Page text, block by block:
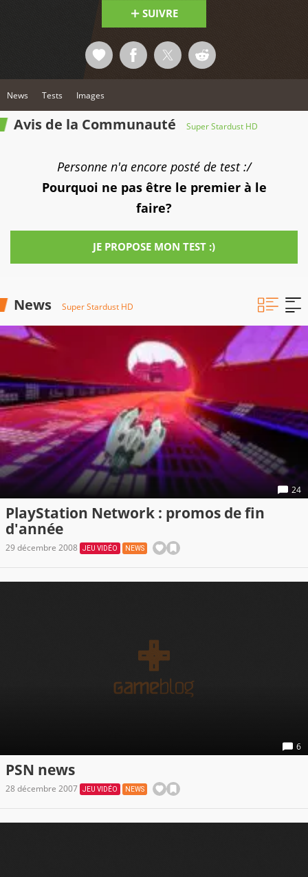
SUIVRE
News Tests Images
Avis de la Communauté Super Stardust HD
Personne n'a encore posté de test :/
Pourquoi ne pas être le premier à le
faire?
JE PROPOSE MON TEST :)
News Super Stardust HD
24
PlayStation Network : promos de fin
d'année
29 décembre 2008 JEU VIDÉO NEWS
6
PSN news
28 décembre 2007 JEU VIDÉO NEWS